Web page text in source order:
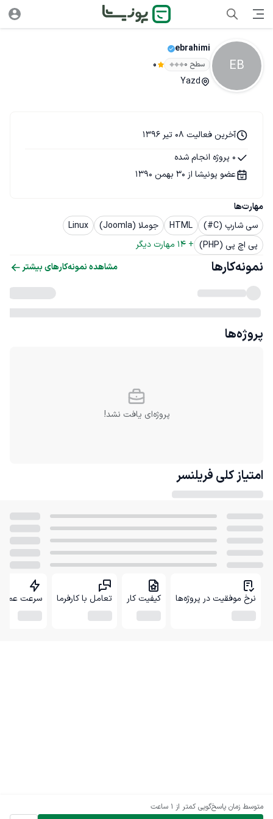
EB
ebrahimi
سطح ۰ 0
Yazd
متوسط زمان پاسخ‌گویی کمتر از 1 ساعت
مهارت‌ها
سی شارپ (C#)
HTML جوملا (Joomla)
Linux
پی اچ پی (PHP)
+
14 مهارت دیگر
آخرین فعالیت 08 تیر 1396
0 پروژه انجام شده
عضو پونیشا از 30 بهمن 1390
نمونه‌کارها مشاهده نمونه‌کارهای بیشتر
پروژه‌ها
پروژه‌ای یافت نشد!
امتیاز کلی فریلنسر
نرخ موفقیت در پروژه‌ها کیفیت کار تعامل با کارفرما سرعت عمل